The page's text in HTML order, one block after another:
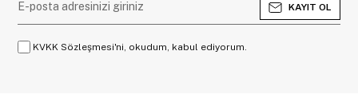
KAYIT OL
KVKK Sözleşmesi'ni, okudum, kabul ediyorum.